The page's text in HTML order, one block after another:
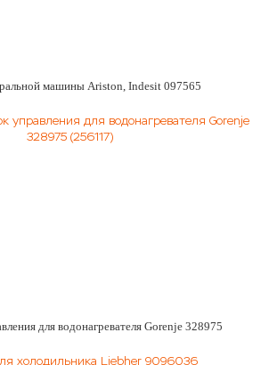
машины Ariston, Indesit 097565
для водонагревателя Gorenje 328975